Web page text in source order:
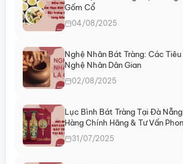
Gốm Cổ
04/08/2025
Nghệ Nhân Bát Tràng: Các
Nghệ Nhân Dân Gian
02/08/2025
Lục Bình Bát Tràng Tại Đà
Hàng Chính Hãng & Tư Vấn
31/07/2025